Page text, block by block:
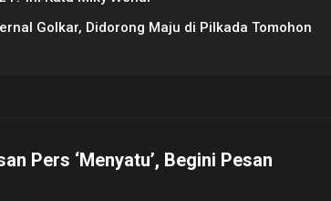
Golkar, Didorong Maju di Pilkada Tomohon
Pers ‘Menyatu’, Begini Pesan